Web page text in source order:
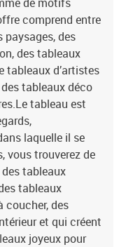
comprend entre
paysages, des
des tableaux
tableaux d’artistes
tableaux déco
tableau est
laquelle il se
vous trouverez de
tableaux
tableaux
coucher, des
et qui créent
joyeux pour